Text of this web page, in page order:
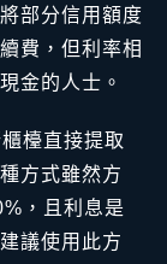
部分信用額度
費，但利率相
金的人士。
檯直接提取
方式雖然方
，且利息是
議使用此方